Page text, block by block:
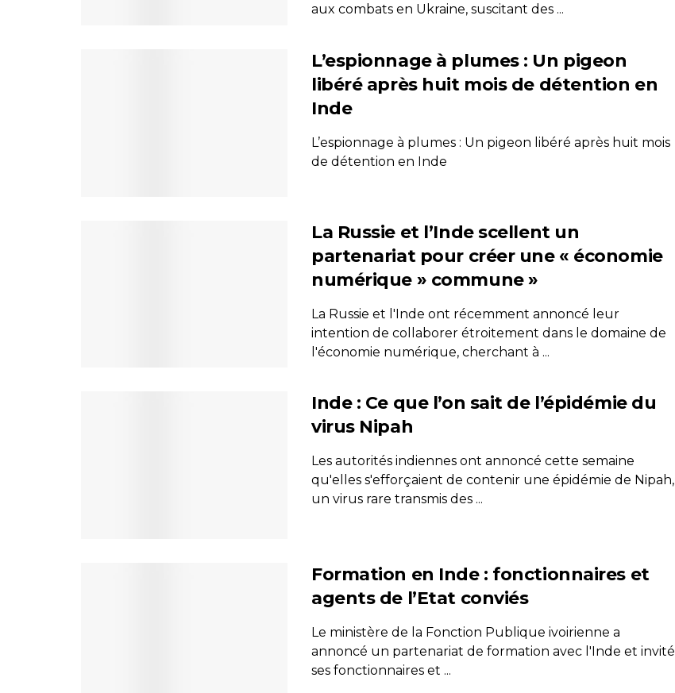
aux combats en Ukraine, suscitant des ...
L’espionnage à plumes : Un pigeon
libéré après huit mois de détention en
Inde
L’espionnage à plumes : Un pigeon libéré après huit mois
de détention en Inde
La Russie et l’Inde scellent un
partenariat pour créer une « économie
numérique » commune »
La Russie et l'Inde ont récemment annoncé leur
intention de collaborer étroitement dans le domaine de
l'économie numérique, cherchant à ...
Inde : Ce que l’on sait de l’épidémie du
virus Nipah
Les autorités indiennes ont annoncé cette semaine
qu'elles s'efforçaient de contenir une épidémie de Nipah,
un virus rare transmis des ...
Formation en Inde : fonctionnaires et
agents de l’Etat conviés
Le ministère de la Fonction Publique ivoirienne a
annoncé un partenariat de formation avec l'Inde et invité
ses fonctionnaires et ...